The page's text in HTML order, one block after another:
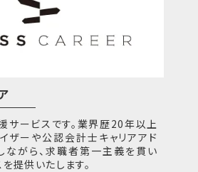
サービスです。業界歴20年以上
ザーや公認会計士キャリアアド
ながら、求職者第一主義を貫い
提供いたします。